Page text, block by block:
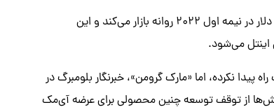
طبق ادعای Dylan، اپل آی‌مک پرو ۲۷ اینچی را با قیمت پایه ۲۰۰۰ دلار در نیمه اول ۲۰۲۲ روانه بازار می‌کند و این
پیدا نکرده، اما «مارک گرومن»، خبرنگار بلومبرگ در
از توقف توسعه چنین محصولی برای عرضه آی‌مک